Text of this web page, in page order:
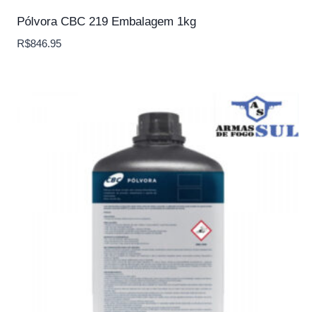
Pólvora CBC 219 Embalagem 1kg
R$846.95